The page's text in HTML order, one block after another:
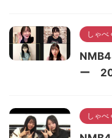
しゃべ
ー
しゃべ